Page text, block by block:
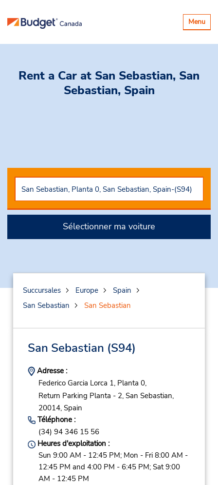
Basculer
la
Menu
Rent a Car at San Sebastian, San
Sebastian, Spain
Sélectionner ma voiture
Succursales Europe
Spain
San Sebastian
San Sebastian
San Sebastian (S94)
Adresse :
Federico Garcia Lorca 1, Planta 0,
Return Parking Planta - 2, San Sebastian,
20014, Spain
Téléphone :
(34) 94 346 15 56
Heures d'exploitation :
Sun 9:00 AM - 12:45 PM; Mon - Fri 8:00 AM -
12:45 PM and 4:00 PM - 6:45 PM; Sat 9:00
AM - 12:45 PM